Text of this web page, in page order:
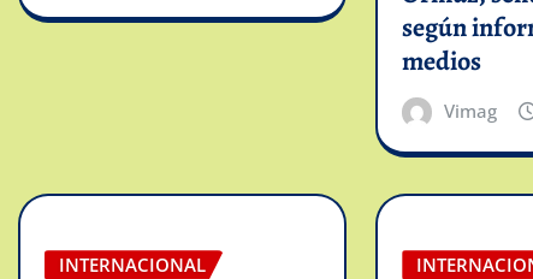
según
medios
Vimag
INTERNACIONAL